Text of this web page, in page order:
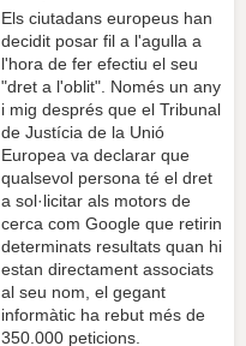
Els ciutadans europeus han
decidit posar fil a l'agulla a
l'hora de fer efectiu el seu
"dret a l'oblit". Només un any
i mig després que el Tribunal
de Justícia de la Unió
Europea va declarar que
qualsevol persona té el dret
a sol·licitar als motors de
cerca com Google que retirin
determinats resultats quan hi
estan directament associats
al seu nom, el gegant
informàtic ha rebut més de
350.000 peticions.